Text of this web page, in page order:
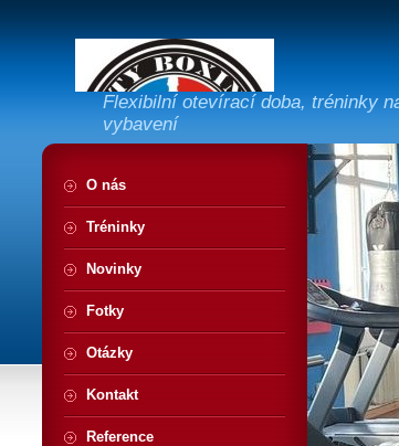
Flexibilní otevírací doba, tréninky
vybavení
O nás
Tréninky
Novinky
Fotky
Otázky
Kontakt
Reference